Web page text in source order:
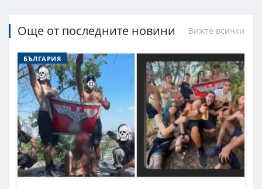
Още от последните новини Вижте всички
БЪЛГАРИЯ